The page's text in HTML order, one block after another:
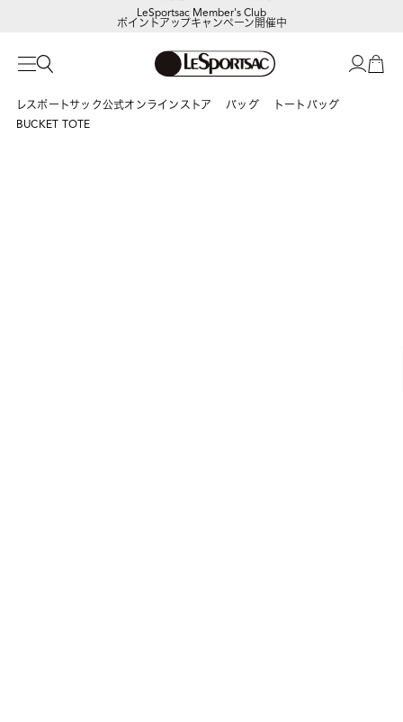
LeSportsac Member's Club
ポイントアップキャンペーン開催中
レスポートサック公式オンラインストア バッグ
トートバッグ
BUCKET TOTE